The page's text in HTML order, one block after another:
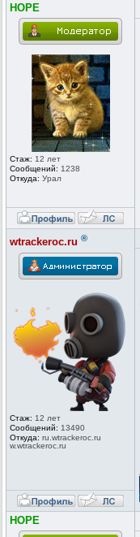
HOPE
Стаж: 12 лет
Сообщений: 1238
Откуда: Урал
wtrackeroc.ru ®
Стаж: 12 лет
Сообщений: 13490
Откуда: ru.wtrackeroc.ru
w.wtrackeroc .ru
HOPE